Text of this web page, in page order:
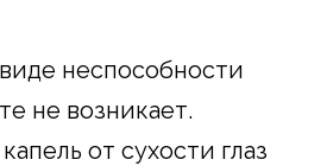
неспособности
не возникает.
от сухости глаз